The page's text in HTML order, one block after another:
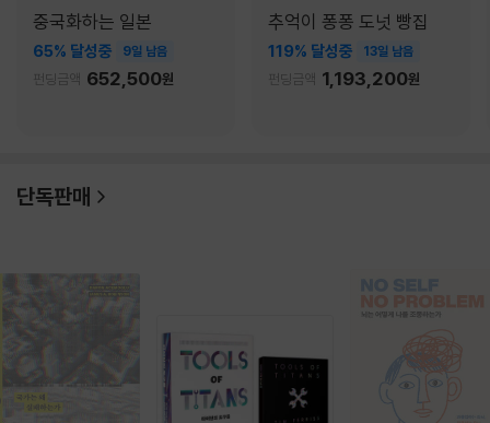
중국화하는 일본
65% 달성중 9일 남음
펀딩금액 652,500원
추억이 퐁퐁 도넛 빵집
119% 달성중 13일 남음
펀딩금액 1,193,200원
단독판매